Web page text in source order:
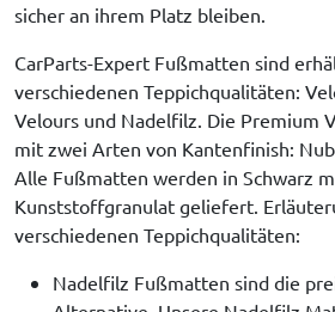
sicher an ihrem Platz bleiben.
CarParts-Expert Fußmatten sind
verschiedenen Teppichqualitäten:
Velours und Nadelfilz. Die Premium
mit zwei Arten von Kantenfinish:
Alle Fußmatten werden in Schwarz
Kunststoffgranulat geliefert.
verschiedenen Teppichqualitäten:
Nadelfilz Fußmatten sind die